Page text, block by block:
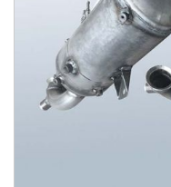
afbeeldingen-